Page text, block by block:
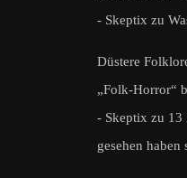
- Skeptix zu
Düstere
„Folk-Horror“
- Skeptix zu 13
gesehen haben